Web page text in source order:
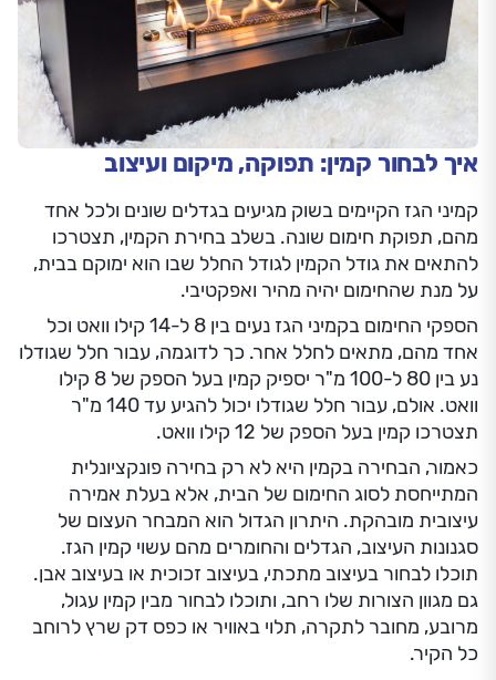
איך לבחור קמין: תפוקה, מיקום ועיצוב
קמיני הגז הקיימים בשוק מגיעים בגדלים שונים ולכל אחד
מהם, תפוקת חימום שונה. בשלב בחירת הקמין, תצטרכו
להתאים את גודל הקמין לגודל החלל שבו הוא ימוקם בבית,
על מנת שהחימום יהיה מהיר ואפקטיבי.
הספקי החימום בקמיני הגז נעים בין 8 ל-14 קילו וואט וכל
אחד מהם, מתאים לחלל אחר. כך לדוגמה, עבור חלל שגודלו
נע בין 80 ל-100 מ"ר יספיק קמין בעל הספק של 8 קילו
וואט. אולם, עבור חלל שגודלו יכול להגיע עד 140 מ"ר
תצטרכו קמין בעל הספק של 12 קילו וואט.
כאמור, הבחירה בקמין היא לא רק בחירה פונקציונלית
המתייחסת לסוג החימום של הבית, אלא בעלת אמירה
עיצובית מובהקת. היתרון הגדול הוא המבחר העצום של
סגנונות העיצוב, הגדלים והחומרים מהם עשוי קמין הגז.
תוכלו לבחור בעיצוב מתכתי, בעיצוב זכוכית או בעיצוב אבן.
גם מגוון הצורות שלו רחב, ותוכלו לבחור מבין קמין עגול,
מרובע, מחובר לתקרה, תלוי באוויר או כפס דק שרץ לרוחב
כל הקיר.